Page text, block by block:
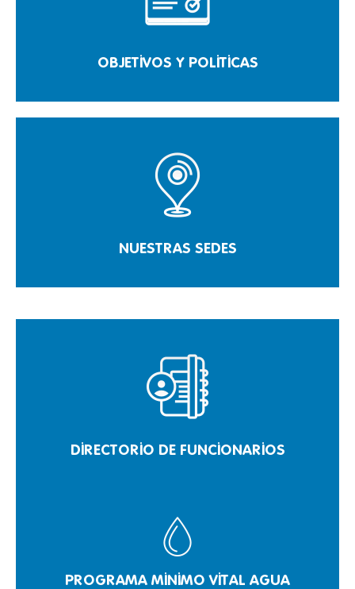
OBJETIVOS Y POLITICAS
NUESTRAS SEDES
DIRECTORIO DE FUNCIONARIOS
PROGRAMA MINIMO VITAL AGUA